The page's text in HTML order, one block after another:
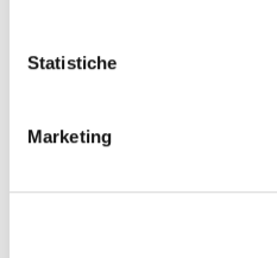
Statistiche
Marketing
progetto di Ageop Ricerca:
economico finanziario
Modello D
Download